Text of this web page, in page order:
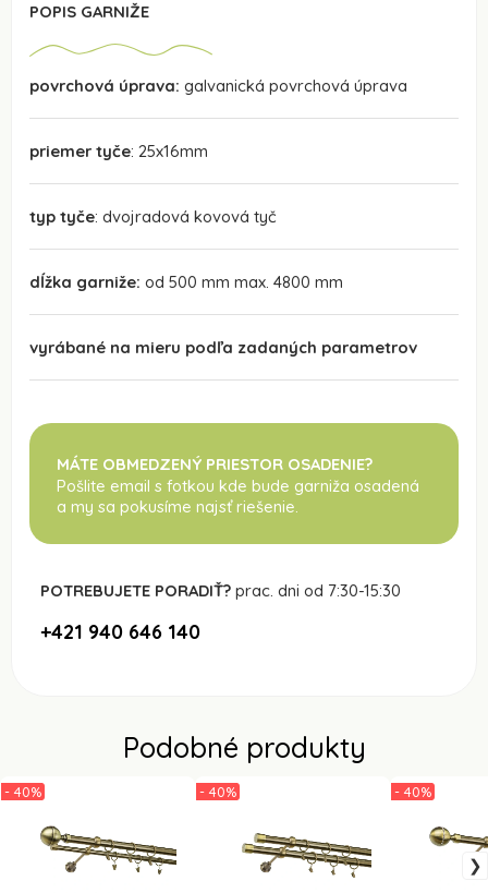
POPIS GARNIŽE
povrchová úprava: galvanická povrchová úprava
priemer tyče: 25x16mm
typ tyče: dvojradová kovová tyč
dĺžka garniže: od 500 mm max. 4800 mm
vyrábané na mieru podľa zadaných parametrov
MÁTE OBMEDZENÝ PRIESTOR OSADENIE?
Pošlite email s fotkou kde bude garniža osadená
a my sa pokusíme najsť riešenie.
POTREBUJETE PORADIŤ? prac. dni od 7:30-15:30
+421 940 646 140
Podobné produkty
- 40% - 40% - 40%